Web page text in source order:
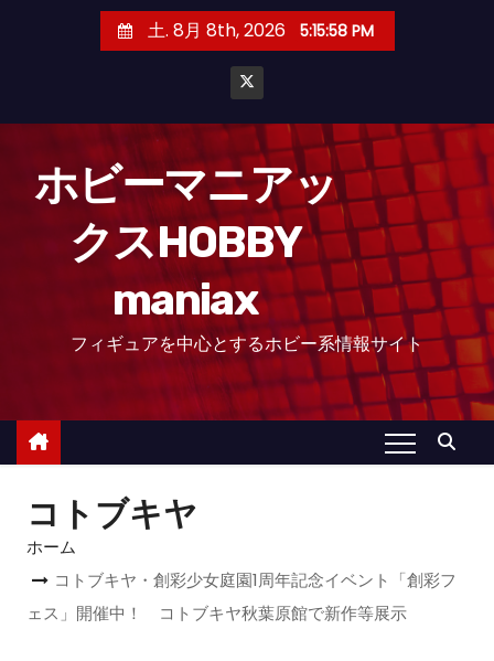
土. 8月 8th, 2026 5:16:00 PM
ホビーマニアッ
クスHOBBY
maniax
フィギュアを中心とするホビー系情報サイト
コトブキヤ
ホーム
コトブキヤ・創彩少女庭園1周年記念イベント「創彩フ
ェス」開催中！ コトブキヤ秋葉原館で新作等展示